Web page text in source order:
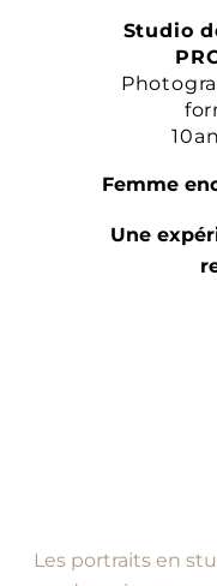
Studio
Femme
Une
Les portraits en